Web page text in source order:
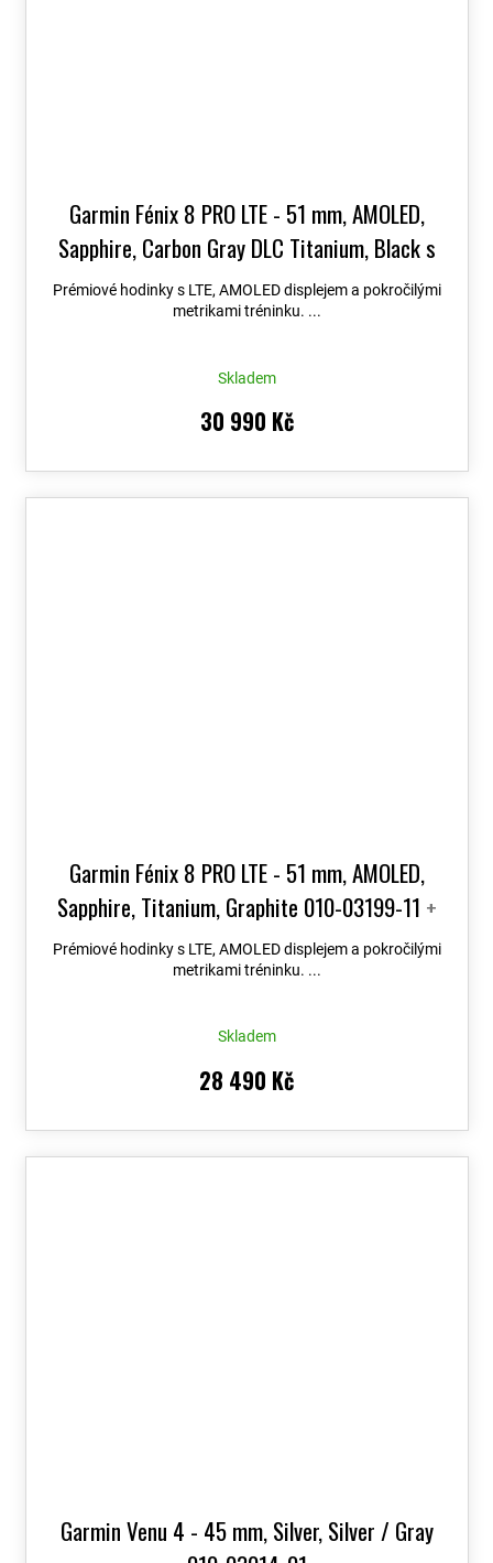
Garmin Fénix 8 PRO LTE - 51 mm, AMOLED,
Sapphire, Carbon Gray DLC Titanium, Black s
Chestnut koženým řemínkem 010-03199-40+
možnost výměny do 90 dní + Topo Czech PRO
Prémiové hodinky s LTE, AMOLED displejem a pokročilými
metrikami tréninku. ...
Skladem
30 990 Kč
Garmin Fénix 8 PRO LTE - 51 mm, AMOLED,
Sapphire, Titanium, Graphite 010-03199-11 +
možnost výměny do 90 dní + Topo Czech PRO
Voucher
Prémiové hodinky s LTE, AMOLED displejem a pokročilými
metrikami tréninku. ...
Skladem
28 490 Kč
Garmin Venu 4 - 45 mm, Silver, Silver / Gray